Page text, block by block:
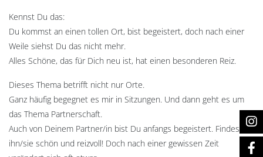
Kennst Du das:
Du kommst an einen tollen Ort, bist begeistert, doch nach einer
Weile siehst Du das nicht mehr.
Alles Schöne, das für Dich neu ist, hat einen besonderen Reiz.
Dieses Thema betrifft nicht nur Orte.
Ganz häufig begegnet es mir in Sitzungen. Und dann geht es um
das Thema Partnerschaft.
Auch von Deinem Partner/in bist Du anfangs begeistert. Findest
ihn/sie schön und reizvoll! Doch nach einer gewissen Zeit